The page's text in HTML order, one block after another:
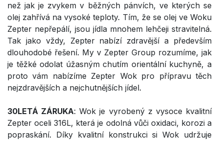
než jak je zvykem v běžných pánvích, ve kterých se
olej zahřívá na vysoké teploty. Tím, že se olej ve Woku
Zepter nepřepálí, jsou jídla mnohem lehčeji stravitelná.
Tak jako vždy, Zepter nabízí zdravější a především
dlouhodobé řešení. My v Zepter Group rozumíme, jak
je těžké odolat úžasným chutím orientální kuchyně, a
proto vám nabízíme Zepter Wok pro přípravu těch
nejzdravějších a nejchutnějších jídel.
30LETÁ ZÁRUKA: Wok je vyrobený z vysoce kvalitní
Zepter oceli 316L, která je odolná vůči oxidaci, korozi a
popraskání. Díky kvalitní konstrukci si Wok udržuje